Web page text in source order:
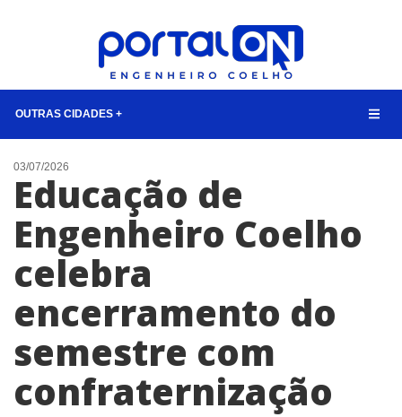
OUTRAS CIDADES +
NOTÍCIAS
LISTA DIGITAL
TELEFONES ÚTEIS
CONTATO
ANUNCIE
03/07/2026
Educação de
Engenheiro Coelho
celebra
encerramento do
semestre com
confraternização